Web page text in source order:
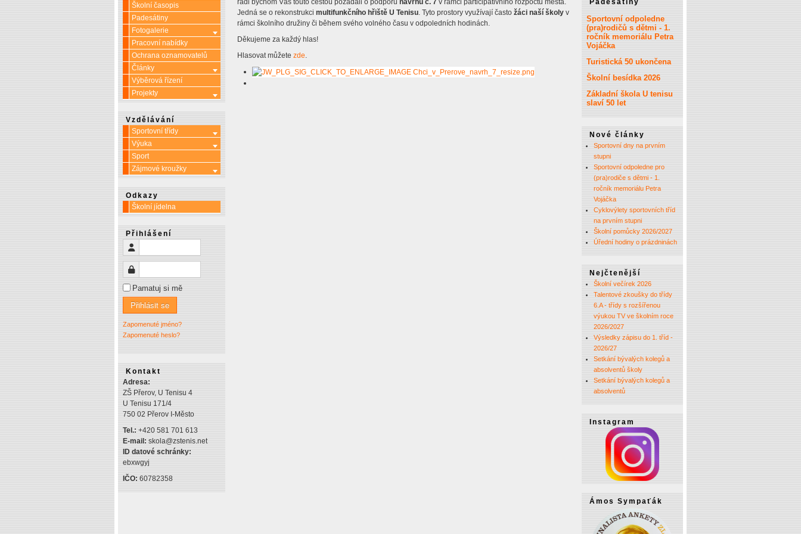
Školní časopis
Padesátiny
Fotogalerie
Více o: Fotogalerie
Pracovní nabídky
Ochrana oznamovatelů
Články
Více o: Články
Výběrová řízení
Projekty
Více o: Projekty
Vzdělávání
Sportovní třídy
Více o: Sportovní třídy
Výuka Více o: Výuka
Sport
Zájmové kroužky
Více o: Zájmové kroužky
Odkazy
Školní jídelna
Přihlášení
Heslo
Pamatuj si mě
Přihlásit se
Zapomenuté jméno?
Zapomenuté heslo?
Kontakt
Adresa:
ZŠ Přerov, U Tenisu 4
U Tenisu 171/4
750 02 Přerov I-Město
Tel.: +420 581 701 613
E-mail: skola@zstenis.net
ID datové schránky:
ebxwgyj
IČO: 60782358
rádi bychom Vás touto cestou požádali o podporu návrhu č. 7v rámci participativního rozpočtu města.
Jedná se o rekonstrukci multifunkčního hřiště U Tenisu. Tyto prostory využívají častožáci naší školyv
rámci školního družiny či během svého volného času v odpoledních hodinách.
Děkujeme za každý hlas!
Hlasovat můžete zde.
Padesátiny
Sportovní odpoledne
(pra)rodičů s dětmi - 1.
ročník memoriálu Petra
Vojáčka
Turistická 50 ukončena
Školní besídka 2026
Základní škola U tenisu
slaví 50 let
Nové články
Sportovní dny na prvním
stupni
Sportovní odpoledne pro
(pra)rodiče s dětmi - 1.
ročník memoriálu Petra
Vojáčka
Cyklovýlety sportovních tříd
na prvním stupni
Školní pomůcky 2026/2027
Úřední hodiny o prázdninách
Nejčtenější
Školní večírek 2026
Talentové zkoušky do třídy
6.A - třídy s rozšířenou
výukou TV ve školním roce
2026/2027
Výsledky zápisu do 1. tříd -
2026/27
Setkání bývalých kolegů a
absolventů školy
Setkání bývalých kolegů a
absolventů
Instagram
Ámos Sympaťák